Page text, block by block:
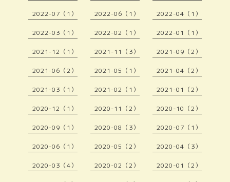
2022-07（1） 2022-06（1） 2022-04（1）
2022-03（1） 2022-02（1） 2022-01（1）
2021-12（1） 2021-11（3） 2021-09（2）
2021-06（2） 2021-05（1） 2021-04（2）
2021-03（1） 2021-02（1） 2021-01（2）
2020-12（1） 2020-11（2） 2020-10（2）
2020-09（1） 2020-08（3） 2020-07（1）
2020-06（1） 2020-05（2） 2020-04（3）
2020-03（4） 2020-02（2） 2020-01（2）